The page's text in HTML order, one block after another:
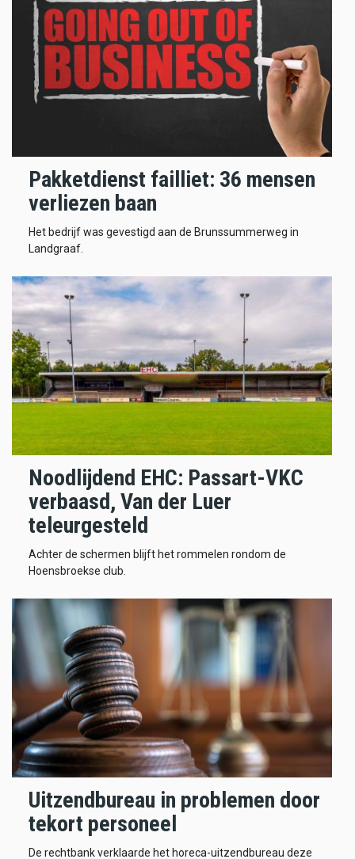
Pakketdienst failliet: 36 mensen
verliezen baan
Het bedrijf was gevestigd aan de Brunssummerweg in
Landgraaf.
Noodlijdend EHC: Passart-VKC
verbaasd, Van der Luer
teleurgesteld
Achter de schermen blijft het rommelen rondom de
Hoensbroekse club.
Uitzendbureau in problemen door
tekort personeel
De rechtbank verklaarde het horeca-uitzendbureau deze